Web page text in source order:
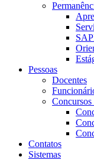
Pessoas
Docentes
Contatos
Sistemas